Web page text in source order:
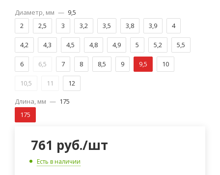
Диаметр, мм — 9,5
2
2,5 3 3,2 3,5 3,8 3,9 4
4,2 4,3 4,5 4,8 4,9 5 5,2 5,5
6 6,5 7 8 8,5 9 9,5 10
10,5 11 12
Длина, мм — 175
175
761 руб./шт
Есть в наличии